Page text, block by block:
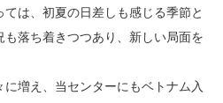
は、初夏の日差しも感じる季節と
落ち着きつつあり、新しい局面を
増え、当センターにもベトナム入